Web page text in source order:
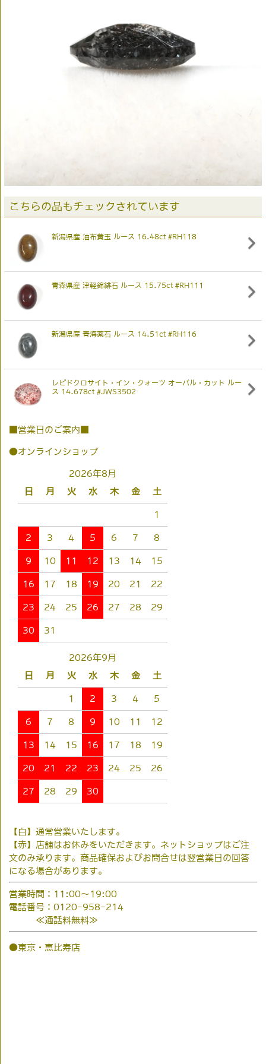
こちらの品もチェックされています
新潟県産 油布黄玉 ルース 16.48ct #RH118
青森県産 津軽錦緋石 ルース 15.75ct #RH111
新潟県産 青海薬石 ルース 14.51ct #RH116
レピドクロサイト・イン・クォーツ オーバル・カット ルー
ス 14.678ct #JWS3502
■営業日のご案内■
●オンラインショップ
2026年8月
日
月 火 水 木 金 土
1
2 3 4 5 6 7 8
9 10 11 12 13 14 15
16 17 18 19 20 21 22
23 24 25 26 27 28 29
30 31
2026年9月
日
月 火 水 木 金 土
1 2 3 4 5
6 7 8 9 10 11 12
13 14 15 16 17 18 19
20 21 22 23 24 25 26
27 28 29 30
【白】通常営業いたします。
【赤】店舗はお休みをいただきます。ネットショップはご注
文のみ承ります。商品確保およびお問合せは翌営業日の回答
になる場合があります。
営業時間：11:00～19:00
電話番号：0120-958-214
≪通話料無料≫
●東京・恵比寿店